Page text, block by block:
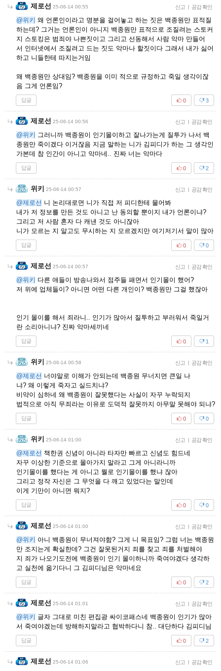
제로선 25-06-14 00:55 신고 | 공감 확인
@위키 왜 언론인이라고 명분을 걸어놓고 하는 짓은 백종원만 표적질
하는데? 그거는 언론인이 아니지 백종원만 표적으로 조질려는 스토커
지 스토킹은 범죄야 나쁜짓이고 그리고 선동해서 사람 악마 만들어
서 인터넷에서 조질려고 드는 짓도 악마나 할짓이다 그래서 내가 싫어
하고 니들한테 따지는거임
왜 백종원만 상대임? 백종원을 이미 적으로 규정하고 죽일 생각이잖
음 그게 언론임?
답글 3
0
제로선 25-06-14 00:56 신고 | 공감 확인
@위키 그러니까 백종원이 인기몰이하고 잘나가는게 질투가 나서 백
종원만 죽이겠다 이거잖음 지금 말하는 니가 김피디가 하는 그 생각인
가본데 참 인간이 아니고 악마네.. 진짜 너는 악마다
답글 2
0
위키 25-06-14 00:57 신고 | 공감 확인
@제로선 니 논리대로면 니가 직접 저 피디한테 물어봐
내가 저 정보를 만든 것도 아니고 난 동의할 뿐이지 내가 언론이냐?
그리고 저 사람 혼자 다 캐낸 것도 아니잖아
니가 모르는 지 알고도 무시하는 지 모르겠지만 여기저기서 말이 많아
답글 0
0
제로선 25-06-14 00:57 신고 | 공감 확인
@위키 다른 애들이 방송나와서 점주들 패면서 인기몰이 했어?
저 위에 업체들이? 아니면 어떤 다른 개인이? 백종원만 그걸 했잖아
인기 몰이를 해서 죄라니.. 인기가 많아서 질투하고 부러워서 죽일거
란 소리아니냐? 진짜 악마세끼네
답글 1
0
위키 25-06-14 00:58 신고 | 공감 확인
@제로선 너야말로 이해가 안되는데 백종원 무너지면 큰일 나
냐? 왜 이렇게 죽자고 실드치냐?
비약이 심하네 왜 백종원이 잘못했다는 사실이 자꾸 누락되지
법적으로 아직 무죄라는 이유로 도덕적 잘못까지 아무말 못해야 되냐?
답글 0
0
위키 25-06-14 01:00 신고 | 공감 확인
@제로선 책한권 신념이 아니라 타자만 빠르고 신념도 힘드네
자꾸 이상한 기준으로 몰아가지 말라고 그게 아니라니까
인기몰이를 했다는 게 아니고 뭘로 인기몰이를 했냐 잖아
그리고 정작 자신은 그 무엇을 다 깨고 있었다는 말인데
이게 기만이 아니면 뭐지?
답글 0
0
제로선 25-06-14 01:00 신고 | 공감 확인
@위키 아니 백종원이 무너져야함? 그게 니 목표임? 그럼 너는 백종원
만 조지는게 확실한데? 그건 잘못된거지 죄를 찾고 죄를 처벌해야
지 죄가 나오기도전에 백종원이 인기 몰이하니까 죽여야겠다 생각하
고 실천에 옮기다니 그 김피디님은 악마네요
답글 2
0
제로선 25-06-14 01:01 신고 | 공감 확인
@위키 글자 그대로 미친 편집광 싸이코패스네 백종원이 인기가 많아
서 죽여야겠는데 방해하지말라고 협박하다니 참.. 대단하다 김피디님
답글 2
0
제로선 25-06-14 01:06 신고 | 공감 확인